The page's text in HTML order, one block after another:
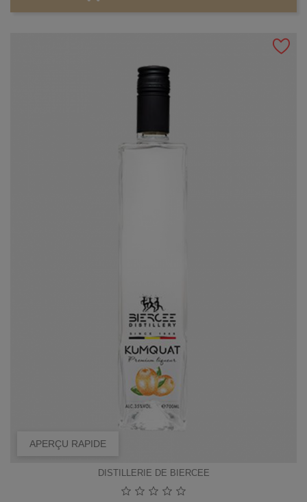
APERÇU RAPIDE
DISTILLERIE DE BIERCEE